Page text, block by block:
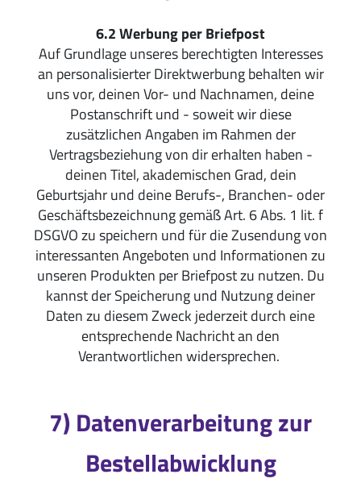
6.2Werbung per Briefpost
Auf Grundlage unseres berechtigten Interesses
an personalisierter Direktwerbung behalten wir
uns vor, deinen Vor- und Nachnamen, deine
Postanschrift und - soweit wir diese
zusätzlichen Angaben im Rahmen der
Vertragsbeziehung von dir erhalten haben -
deinen Titel, akademischen Grad, dein
Geburtsjahr und deine Berufs-, Branchen- oder
Geschäftsbezeichnung gemäß Art. 6 Abs. 1 lit. f
DSGVO zu speichern und für die Zusendung von
interessanten Angeboten und Informationen zu
unseren Produkten per Briefpost zu nutzen. Du
kannst der Speicherung und Nutzung deiner
Daten zu diesem Zweck jederzeit durch eine
entsprechende Nachricht an den
Verantwortlichen widersprechen.
7) Datenverarbeitung zur
Bestellabwicklung